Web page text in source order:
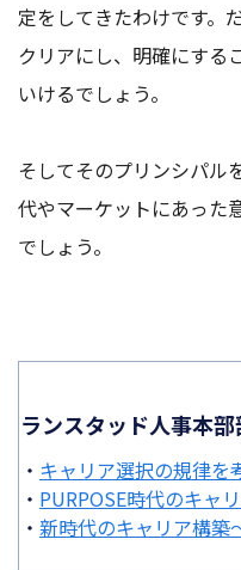
定をしてきたわけです。
クリアにし、明確にする
いけるでしょう。
そしてそのプリンシパル
代やマーケットにあった
でしょう。
ランスタッド人事本
・ キャリア選択の規律を
・ PURPOSE時代のキャ
・ 新時代のキャリア構築